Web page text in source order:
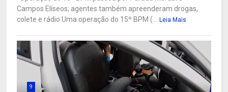
Campos Elíseos; agentes também apreenderam drogas,
colete e rádio Uma operação do 15º BPM (... Leia Mais
9